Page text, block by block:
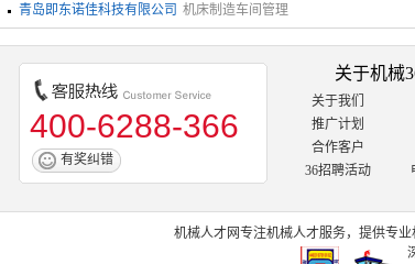
青岛即东诺佳科技有限公司 机床制造车间管理
400-6288-366
有奖纠错
关于机械
关于我们
推广计划
合作客户
36招聘活动
机械人才网专注机械人才服务，提供专业